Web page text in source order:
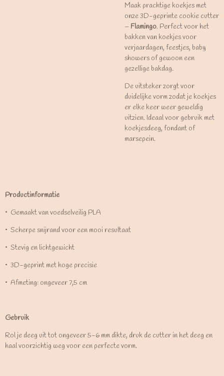
Maak prachtige koekjes met
onze 3D-geprinte cookie cutter
– Flamingo. Perfect voor het
bakken van koekjes voor
verjaardagen, feestjes, baby
showers of gewoon een
gezellige bakdag.
De uitsteker zorgt voor
duidelijke vorm zodat je koekjes
er elke keer weer geweldig
uitzien. Ideaal voor gebruik met
koekjesdeeg, fondant of
marsepein.
Productinformatie
•⁠ ⁠Gemaakt van voedselveilig PLA
•⁠ ⁠Scherpe snijrand voor een mooi resultaat
•⁠ ⁠Stevig en lichtgewicht
•⁠ ⁠3D-geprint met hoge precisie
•⁠ ⁠Afmeting: ongeveer 7,5 cm
Gebruik
Rol je deeg uit tot ongeveer 5-6 mm dikte, druk de cutter in het deeg en
haal voorzichtig weg voor een perfecte vorm.